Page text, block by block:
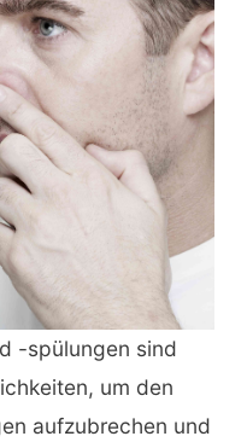
-spülungen sind
um den
aufzubrechen und